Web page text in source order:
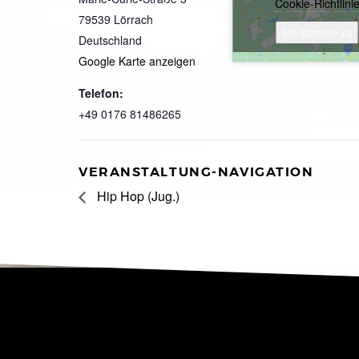
79539 Lörrach
Deutschland
Google Karte anzeigen
Telefon:
+49 0176 81486265
Cookie-Richtlinie
VERANSTALTUNG-NAVIGATION
Hip Hop (Jug.)